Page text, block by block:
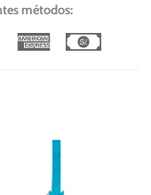
métodos:
Dinners
American